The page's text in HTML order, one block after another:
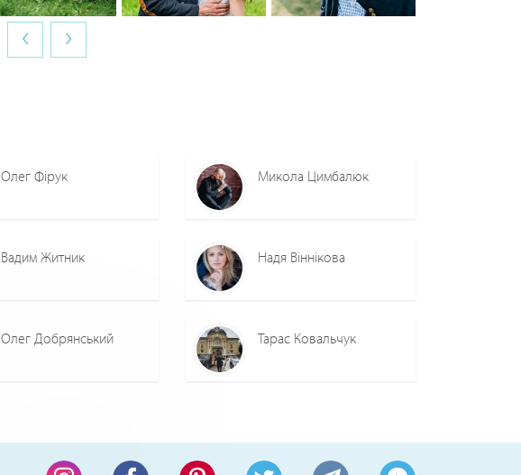
0
‹ ›
Олег Фірук Микола Цимбалюк
Вадим Житник Надя Віннікова
Олег Добрянський Тарас Ковальчук